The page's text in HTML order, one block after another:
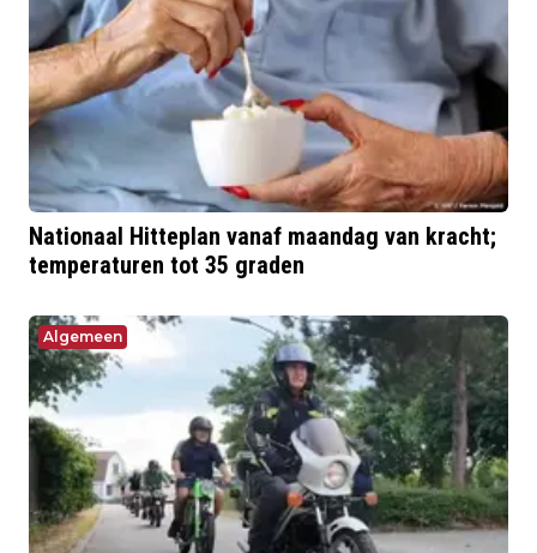
Nationaal Hitteplan vanaf maandag van kracht;
temperaturen tot 35 graden
Algemeen